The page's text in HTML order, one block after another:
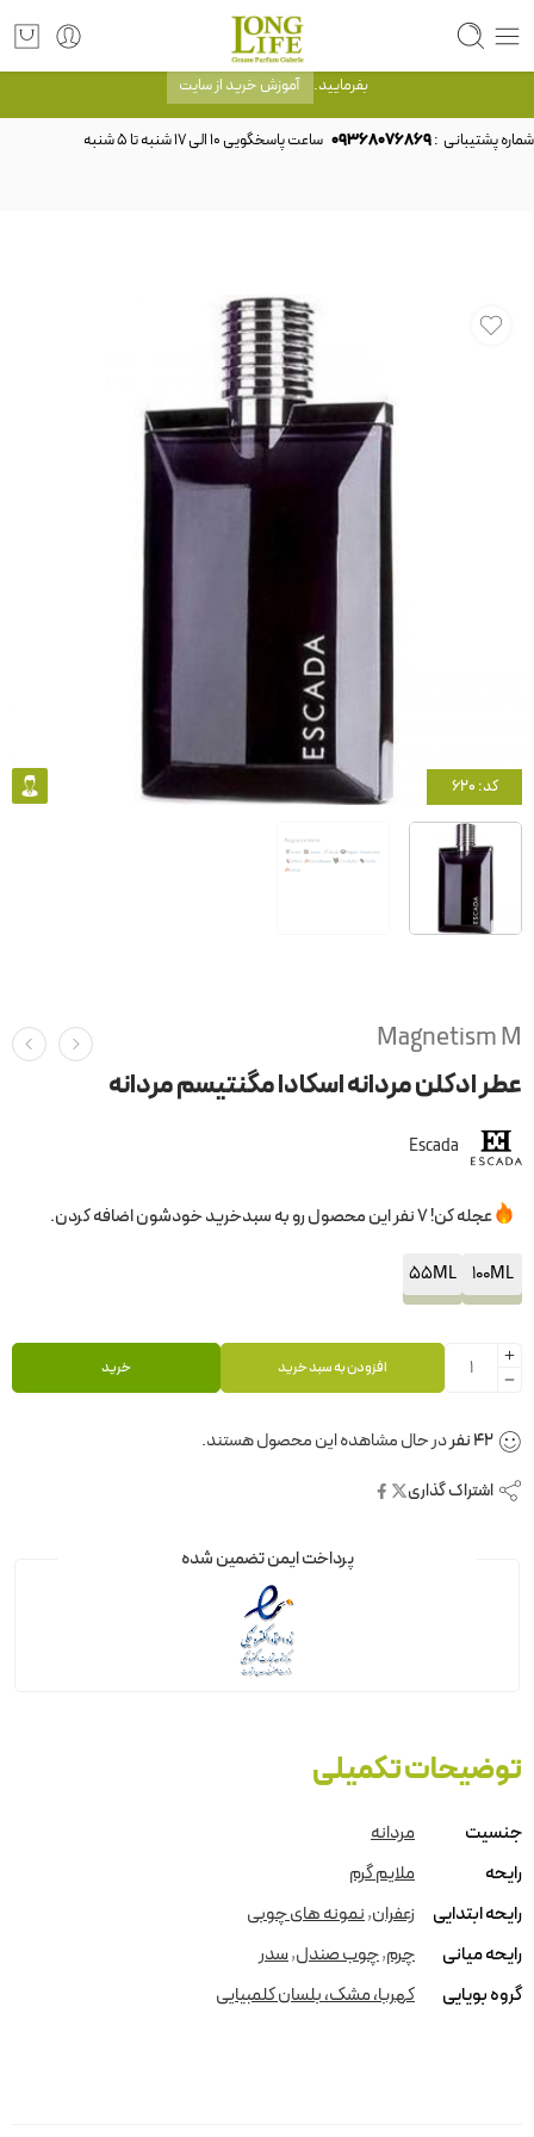
توجه! برند لانگ لایف رایحه های معروف را با شیشه و بسته بندی خود شرکت لانگ لایف
عرضه می کند.که با انتخاب حجم هر ادکلنی می توانید شیشه و بسته بندی را ملاحظه
بفرمایید. آموزش خرید از سایت
شماره پشتیبانی :09368076869
کد: 620
Magnetism M
عطر ادکلن مردانه اسکادا مگنتیسم مردانه
Escada
عجله کن! 7 نفر این محصول رو به سبدخرید خودشون اضافه کردن.
100ML
55ML
افزودن به سبد خرید خرید
42نفردر حال مشاهده این محصول هستند.
اشتراک گذاری
پرداخت ایمن تضمین شده
توضیحات تکمیلی
جنسیت
مردانه
رایحه
ملایم گرم
رایحه ابتدایی
زعفران,نمونه های چوبی
رایحه میانی
چرم,چوب صندل,سدر
گروه بویایی
کهربا، مشک، بلسان کلمبیایی